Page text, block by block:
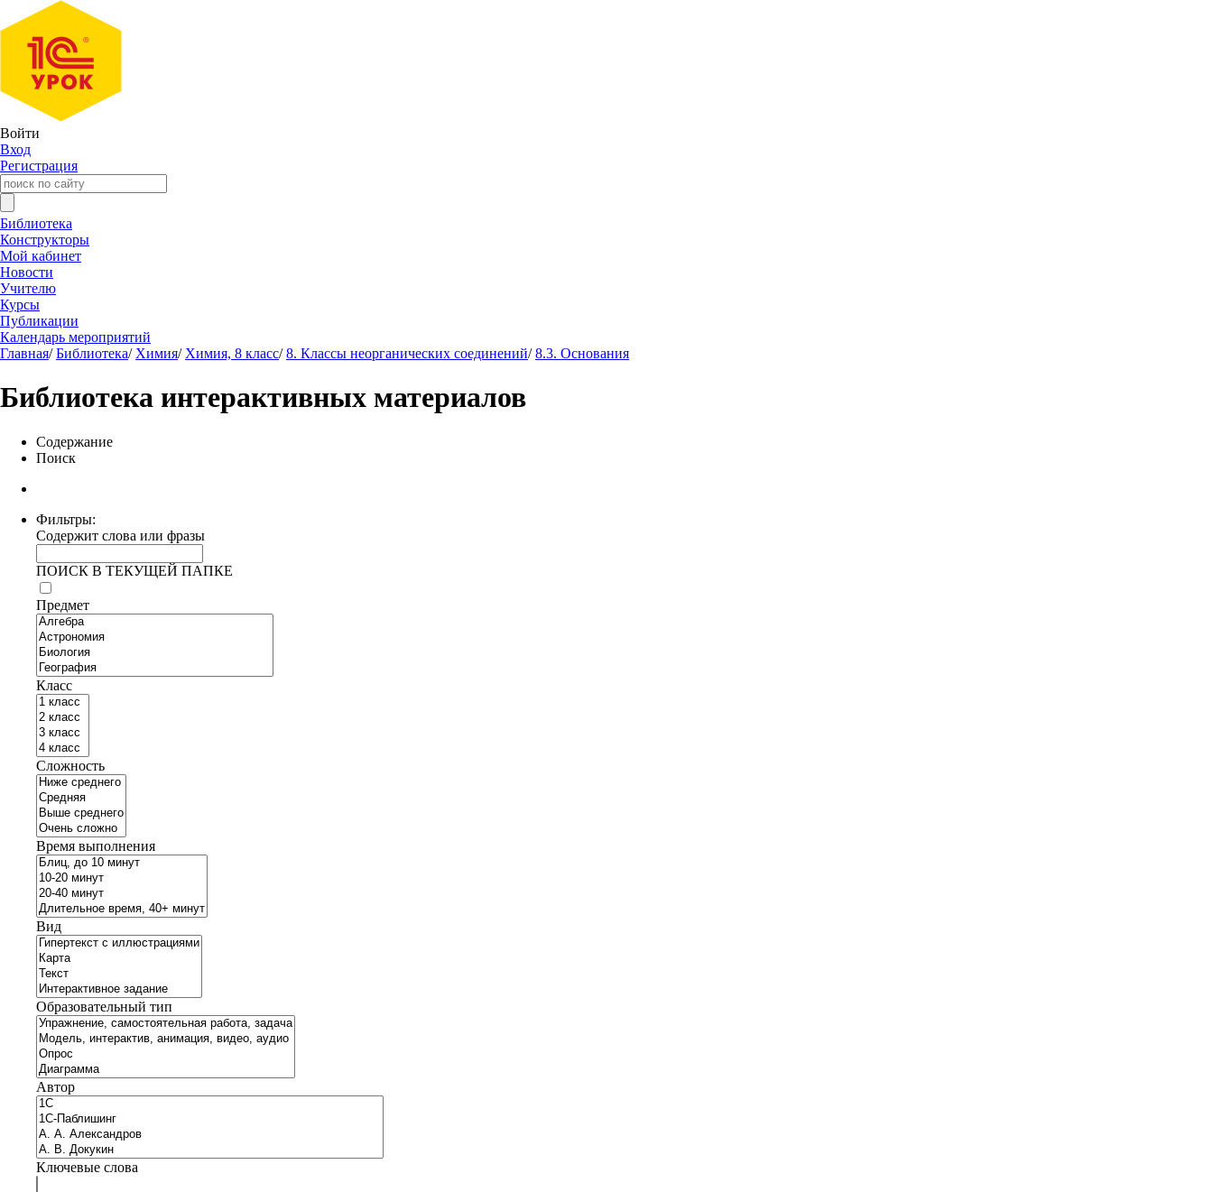
Войти
Вход
Регистрация
Библиотека
Конструкторы
Мой кабинет
Новости
Учителю
Курсы
Публикации
Календарь мероприятий
Главная/ Библиотека/ Химия/ Химия, 8 класс/ 8. Классы неорганических соединений/ 8.3. Основания
Библиотека интерактивных материалов
Содержание
Поиск
Фильтры:
Содержит слова или фразы
ПОИСК В ТЕКУЩЕЙ ПАПКЕ
Предмет
Класс
Сложность
Время выполнения
Вид
Образовательный тип
Автор
Ключевые слова